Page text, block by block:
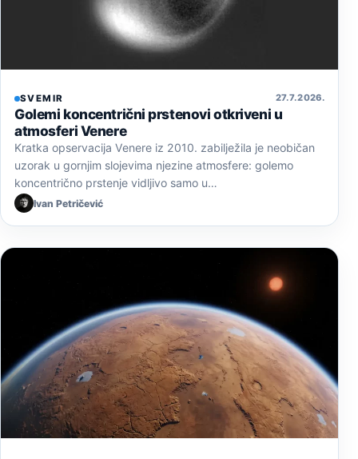
SVEMIR 27. 7. 2026.
Golemi koncentrični prstenovi otkriveni u
atmosferi Venere
Kratka opservacija Venere iz 2010. zabilježila je neobičan
uzorak u gornjim slojevima njezine atmosfere: golemo
koncentrično prstenje vidljivo samo u…
Ivan Petričević